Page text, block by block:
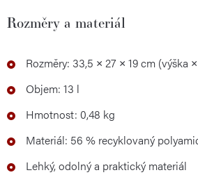
Rozměry a materiál
Rozměry: 33,5 × 27 × 19 cm (výška
Objem: 13 l
Hmotnost: 0,48 kg
Materiál: 56 % recyklovaný
Lehký, odolný a praktický materiál